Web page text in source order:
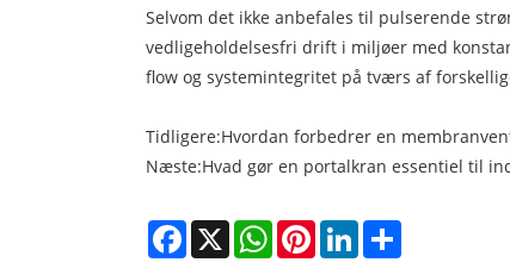
Selvom det ikke anbefales til pulserende
vedligeholdelsesfri drift i miljøer med
flow og systemintegritet på tværs af
Tidligere:Hvordan forbedrer en
Næste:Hvad gør en portalkran essentiel til
Facebook
X WhatsAppPinterestLinkedIn